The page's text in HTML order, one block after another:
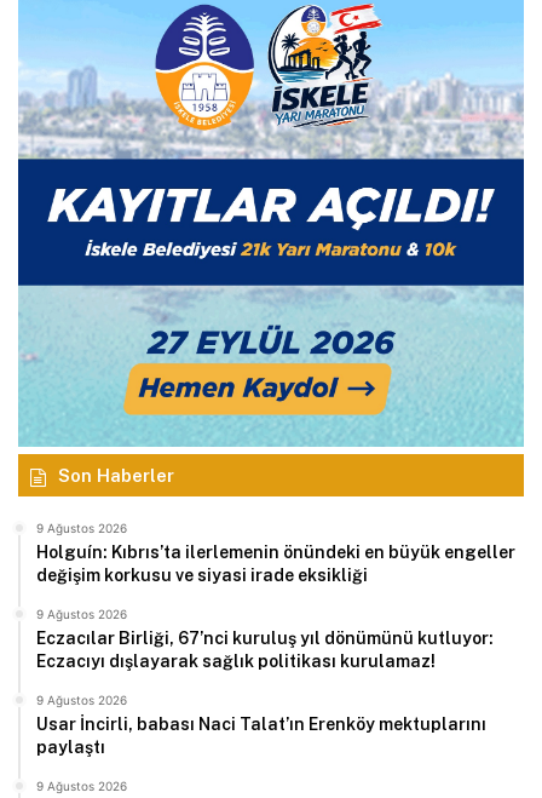
Son Haberler
9 Ağustos 2026
Holguín: Kıbrıs’ta ilerlemenin önündeki en büyük engeller
değişim korkusu ve siyasi irade eksikliği
9 Ağustos 2026
Eczacılar Birliği, 67’nci kuruluş yıl dönümünü kutluyor:
Eczacıyı dışlayarak sağlık politikası kurulamaz!
9 Ağustos 2026
Usar İncirli, babası Naci Talat’ın Erenköy mektuplarını
paylaştı
9 Ağustos 2026